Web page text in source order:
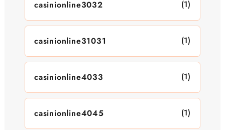
casinionline3032 (1)
casinionline31031 (1)
casinionline4033 (1)
casinionline4045 (1)